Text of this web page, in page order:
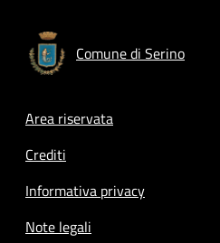
Comune di Serino
Footer menu
Area riservata
Crediti
Informativa privacy
Note legali